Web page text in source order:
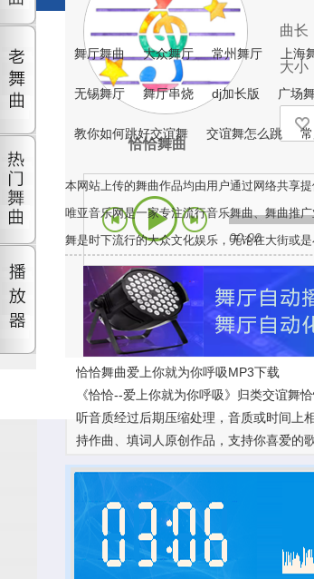
恰恰舞曲
曲长
大小
00:00
恰恰舞曲爱上你就为你呼吸MP3下载
《恰恰--爱上你就为你呼吸》归类交谊舞
听音质经过后期压缩处理，音质或时间上
持作曲、填词人原创作品，支持你喜爱的歌
舞厅舞曲 大众舞厅 常州舞厅 上海
无锡舞厅 舞厅串烧 dj加长版 广场
教你如何跳好交谊舞 交谊舞怎么跳
本网站上传的舞曲作品均由用户通过网络共享
唯亚音乐网是一家专注流行音乐舞曲、舞曲推
舞是时下流行的大众文化娱乐，无论在大街或